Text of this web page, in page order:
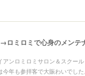
ロミロミで心身のメンテ
ンロミロミサロン＆スクー
今年も参拝客で大賑わいでし